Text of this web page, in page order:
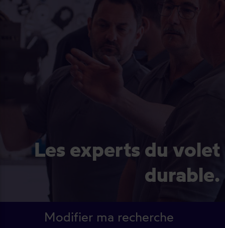
Les experts du volet
durable.
Modifier ma recherche